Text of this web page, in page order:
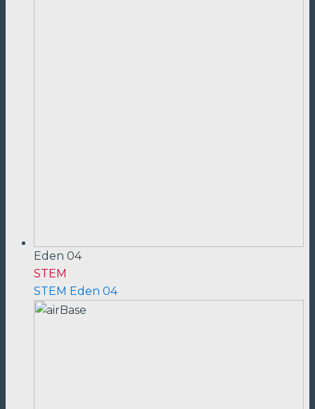
Eden 04
STEM
STEM Eden 04